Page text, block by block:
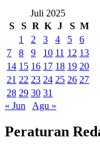
Juli 2025
S
S R K J S M
1
2 3 4 5
6
7
8 9 10 11 12 13
14 15 16 17 18 19 20
21 22 23 24 25 26 27
28 29 30 31
« Jun
Agu »
Peraturan